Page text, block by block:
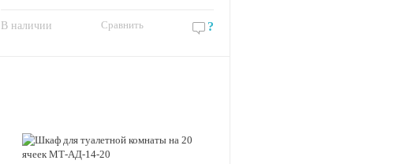
В наличии Сравнить ?